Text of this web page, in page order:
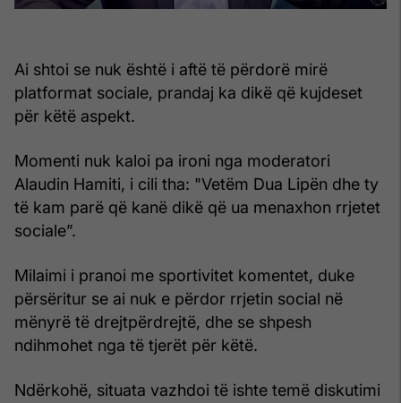
Ai shtoi se nuk është i aftë të përdorë mirë
platformat sociale, prandaj ka dikë që kujdeset
për këtë aspekt.
Momenti nuk kaloi pa ironi nga moderatori
Alaudin Hamiti, i cili tha: "Vetëm Dua Lipën dhe ty
të kam parë që kanë dikë që ua menaxhon rrjetet
sociale”.
Milaimi i pranoi me sportivitet komentet, duke
përsëritur se ai nuk e përdor rrjetin social në
mënyrë të drejtpërdrejtë, dhe se shpesh
ndihmohet nga të tjerët për këtë.
Ndërkohë, situata vazhdoi të ishte temë diskutimi